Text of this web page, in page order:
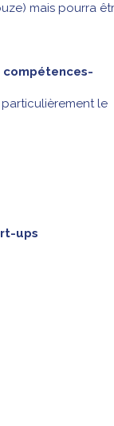
mais pourra
compétences-
le
ups